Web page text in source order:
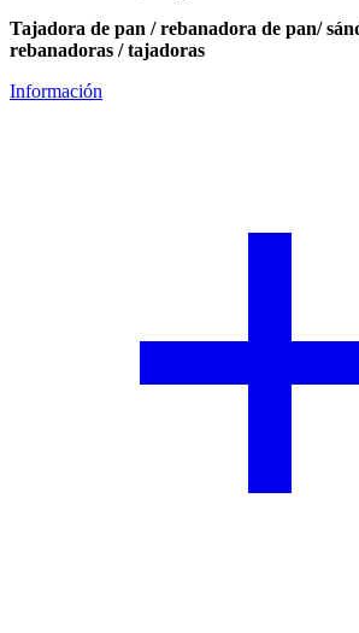
Tajadora de pan / rebanadora de pan/
rebanadoras / tajadoras
Información